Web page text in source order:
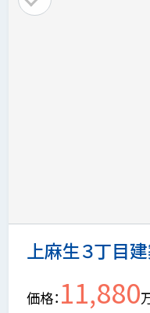
上麻生３丁目
価格 11,880